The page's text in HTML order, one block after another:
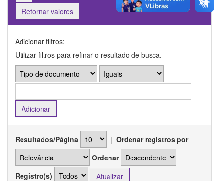
Retornar valores
Adicionar filtros:
Utilizar filtros para refinar o resultado de busca.
Resultados/Página | Ordenar registros por
Ordenar
Registro(s)